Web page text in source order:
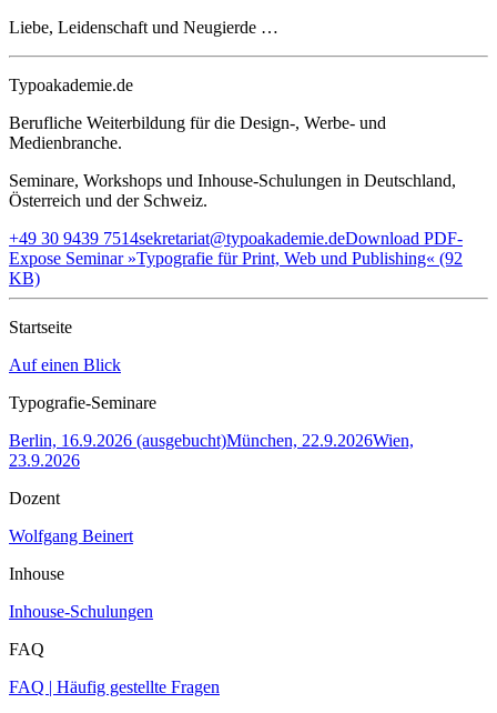
Liebe, Leidenschaft und Neugierde …
Typoakademie.de
Berufliche Weiterbildung für die Design-, Werbe- und
Medienbranche.
Seminare, Workshops und Inhouse-Schulungen in Deutschland,
Österreich und der Schweiz.
+49 30 9439 7514sekretariat@typoakademie.deDownload PDF-
Expose Seminar »Typografie für Print, Web und Publishing« (92
KB)
Startseite
Auf einen Blick
Typografie-Seminare
Berlin, 16.9.2026 (ausgebucht)München, 22.9.2026Wien,
23.9.2026
Dozent
Wolfgang Beinert
Inhouse
Inhouse-Schulungen
FAQ
FAQ | Häufig gestellte Fragen